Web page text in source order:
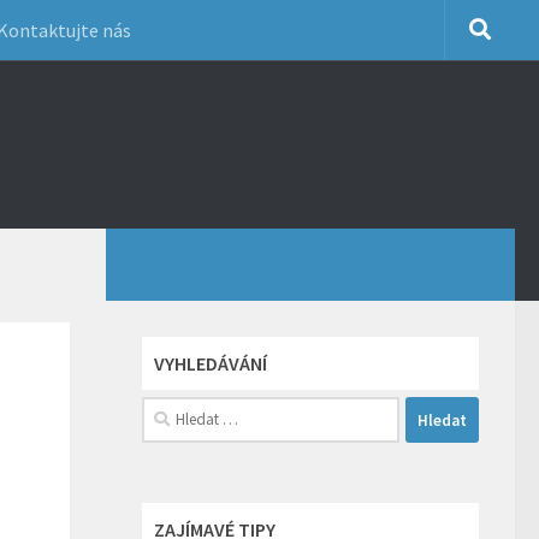
nás
VYHLEDÁVÁNÍ
Vyhledávání
ZAJÍMAVÉ TIPY